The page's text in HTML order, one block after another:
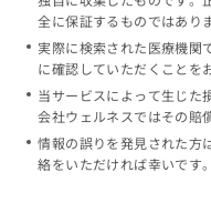
全に保証するものではあり
実際に検索された医療機関
に確認していただくことを
当サービスによって生じた
会社ウェルネスではその賠
情報の誤りを発見された方
絡をいただければ幸いです。